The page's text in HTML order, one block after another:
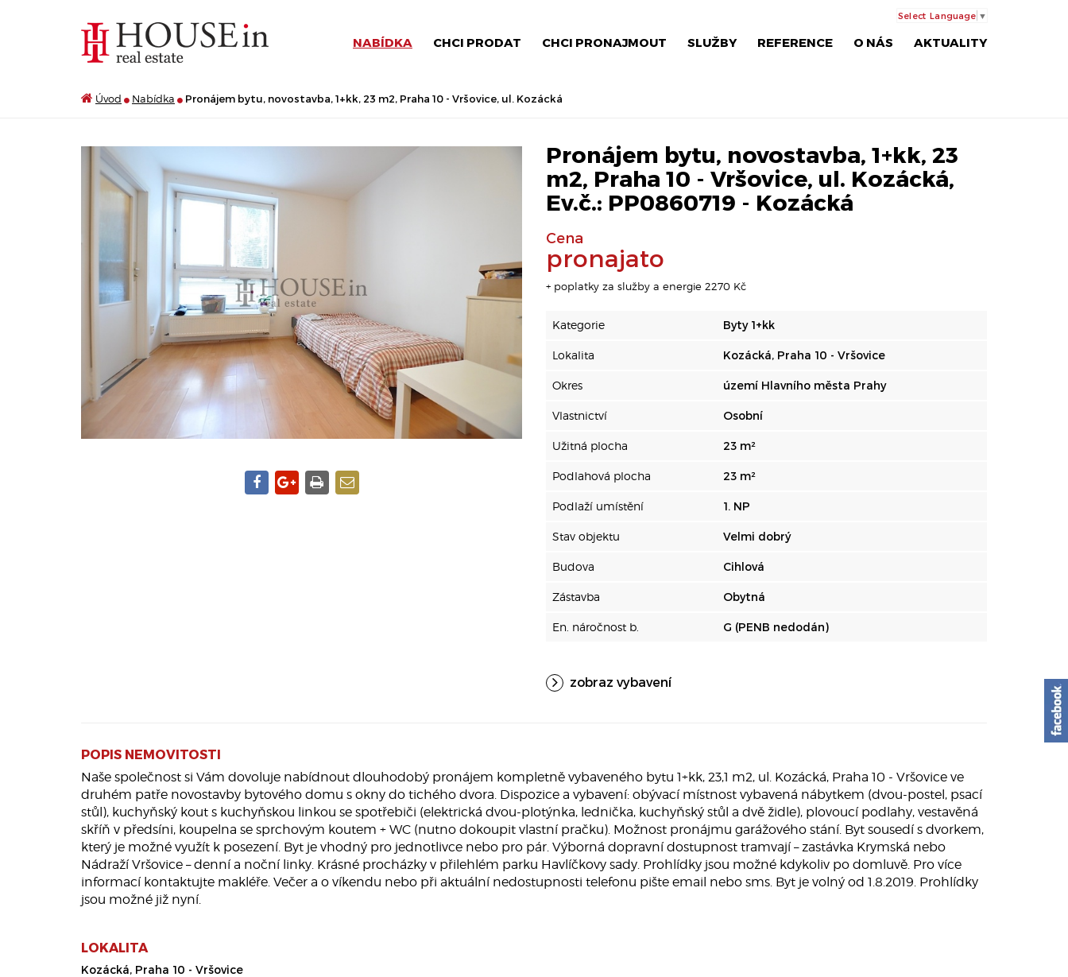
NABÍDKA CHCI PRODAT CHCI PRONAJMOUT SLUŽBY REFERENCE O NÁS AKTUALITY
Select Language ▼
Úvod Nabídka Pronájem bytu, novostavba, 1+kk, 23 m2, Praha 10 - Vršovice, ul. Kozácká
Pronájem bytu, novostavba, 1+kk, 23
m2, Praha 10 - Vršovice, ul. Kozácká,
Ev.č.: PP0860719 - Kozácká
Cena
pronajato
+ poplatky za služby a energie 2270 Kč
Kategorie Byty 1+kk
Lokalita Kozácká, Praha 10 - Vršovice
Okres území Hlavního města Prahy
Vlastnictví Osobní
Užitná plocha 23 m²
Podlahová plocha 23 m²
Podlaží umístění 1. NP
Stav objektu Velmi dobrý
Budova Cihlová
Zástavba Obytná
En. náročnost b. G (PENB nedodán)
zobraz vybavení
POPIS NEMOVITOSTI
Naše společnost si Vám dovoluje nabídnout dlouhodobý pronájem kompletně vybaveného bytu 1+kk, 23,1 m2, ul. Kozácká, Praha 10 - Vršovice ve
druhém patře novostavby bytového domu s okny do tichého dvora. Dispozice a vybavení: obývací místnost vybavená nábytkem (dvou-postel, psací
stůl), kuchyňský kout s kuchyňskou linkou se spotřebiči (elektrická dvou-plotýnka, lednička, kuchyňský stůl a dvě židle), plovoucí podlahy, vestavěná
skříň v předsíni, koupelna se sprchovým koutem + WC (nutno dokoupit vlastní pračku). Možnost pronájmu garážového stání. Byt sousedí s dvorkem,
který je možné využít k posezení. Byt je vhodný pro jednotlivce nebo pro pár. Výborná dopravní dostupnost tramvají – zastávka Krymská nebo
Nádraží Vršovice – denní a noční linky. Krásné procházky v přilehlém parku Havlíčkovy sady. Prohlídky jsou možné kdykoliv po domluvě. Pro více
informací kontaktujte makléře. Večer a o víkendu nebo při aktuální nedostupnosti telefonu pište email nebo sms. Byt je volný od 1.8.2019. Prohlídky
jsou možné již nyní.
LOKALITA
Kozácká, Praha 10 - Vršovice